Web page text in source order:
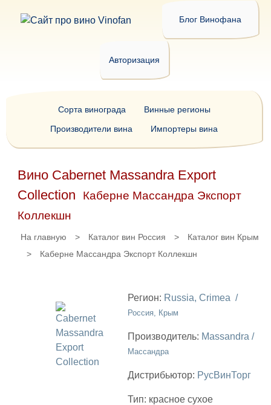
Блог Винофана
Авторизация
Вино Cabernet Massandra Export
Collection
Каберне Массандра Экспорт
Коллекшн
На главную > Каталог вин Россия >
Каталог вин Крым
>
Каберне Массандра Экспорт Коллекшн
Регион: Russia, Crimea /
Россия, Крым
Производитель: Massandra /
Массандра
Дистрибьютор: РусВинТорг
Тип: красное сухое
Сорта винограда
Винные регионы
Производители вина
Импортеры вина